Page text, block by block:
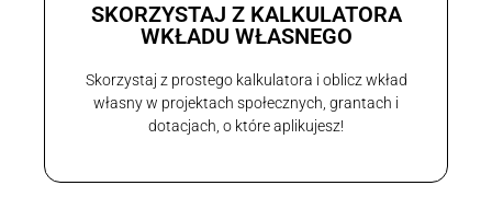
SKORZYSTAJ Z KALKULATORA
WKŁADU WŁASNEGO
Skorzystaj z prostego kalkulatora i oblicz wkład
własny w projektach społecznych, grantach i
dotacjach, o które aplikujesz!